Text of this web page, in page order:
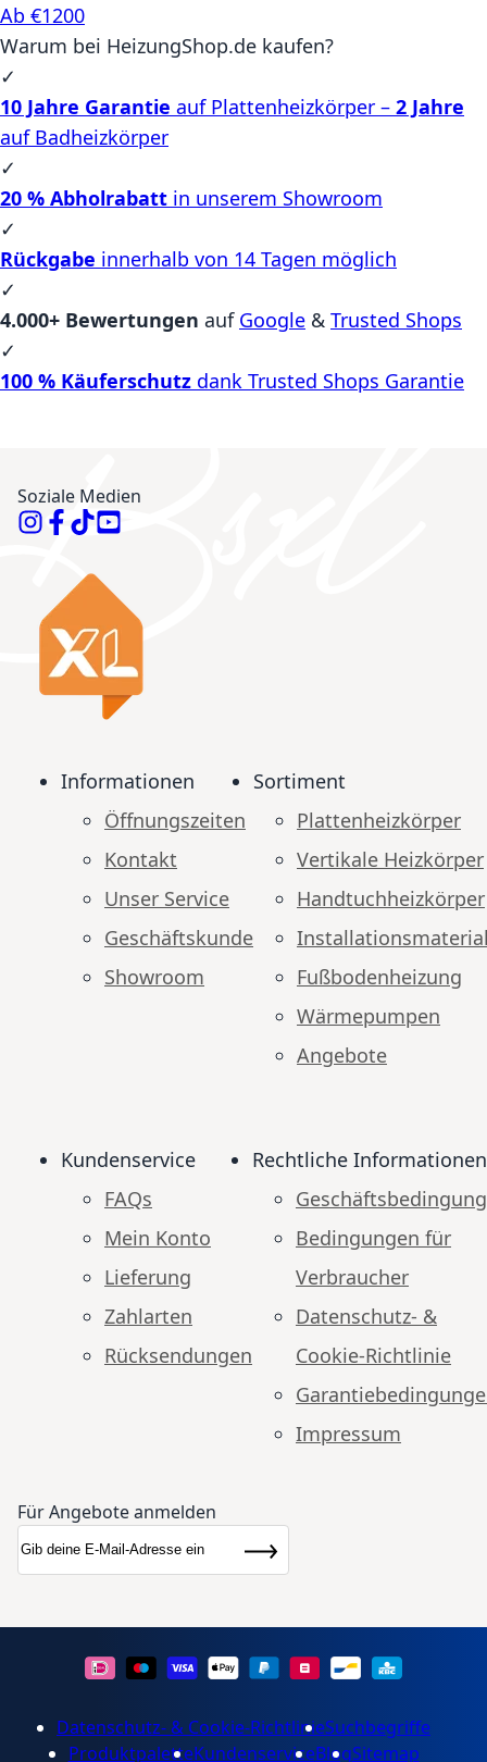
Ab €1200
Warum bei HeizungShop.de kaufen?
✓
10 Jahre Garantie auf Plattenheizkörper – 2 Jahre
auf Badheizkörper
✓
20 % Abholrabatt in unserem Showroom
✓
Rückgabe innerhalb von 14 Tagen möglich
✓
4.000+ Bewertungen auf Google & Trusted Shops
✓
100 % Käuferschutz dank Trusted Shops Garantie
Soziale Medien
Informationen
Öffnungszeiten
Kontakt
Unser Service
Geschäftskunde
Showroom
Sortiment
Plattenheizkörper
Vertikale Heizkörper
Handtuchheizkörper
Fußbodenheizung
Wärmepumpen
Angebote
Kundenservice
FAQs
Mein Konto
Lieferung
Zahlarten
Rücksendungen
Rechtliche Informationen
Bedingungen für
Verbraucher
Datenschutz- &
Cookie-Richtlinie
Impressum
Für Angebote anmelden
Newsletter
Abonnieren
Datenschutz- & Cookie-RichtlinieSuchbegriffe
ProduktpaletteKundenserviceBlogSitemap